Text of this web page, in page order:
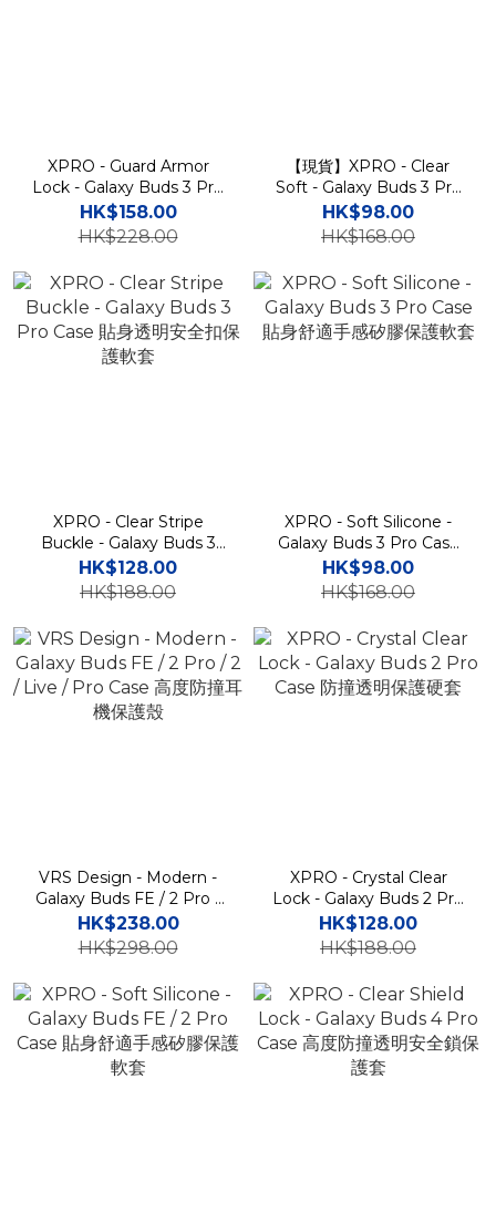
XPRO - Guard Armor
Lock - Galaxy Buds 3 Pro
Case 高度防撞安全鎖保護
套
HK$158.00
HK$228.00
【現貨】XPRO - Clear
Soft - Galaxy Buds 3 Pro
Case 透明防撞保護軟套
HK$98.00
HK$168.00
XPRO - Clear Stripe
Buckle - Galaxy Buds 3
Pro Case 貼身透明安全扣
保護軟套
HK$128.00
HK$188.00
XPRO - Soft Silicone -
Galaxy Buds 3 Pro Case
貼身舒適手感矽膠保護軟套
HK$98.00
HK$168.00
VRS Design - Modern -
Galaxy Buds FE / 2 Pro /
2 / Live / Pro Case 高度防
撞耳機保護殼
HK$238.00
HK$298.00
XPRO - Crystal Clear
Lock - Galaxy Buds 2 Pro
Case 防撞透明保護硬套
HK$128.00
HK$188.00